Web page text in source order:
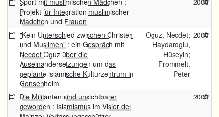
Sport mit muslimischen Mädchen :
Projekt für Integration muslimischer
Mädchen und Frauen
2008
"Kein Unterschied zwischen Christen
und Muslimen" : ein Gespräch mit
Necdet Oguz über die
Auseinandersetzungen um das
geplante islamische Kulturzentrum in
Gonsenheim
Oguz, Necdet;
Haydaroglu,
Hüseyin;
Frommelt,
Peter
2000
Die Militanten sind unsichtbarer
geworden : Islamismus im Visier der
2002